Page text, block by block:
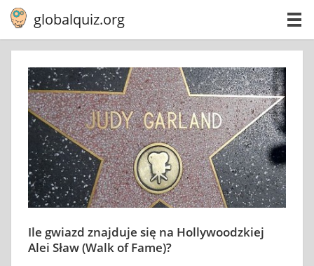
globalquiz.org
Ile gwiazd znajduje się na Hollywoodzkiej
Alei Sław (Walk of Fame)?